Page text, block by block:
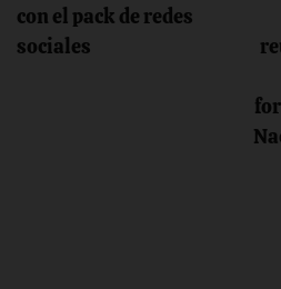
entradas
con el pack de redes
sociales